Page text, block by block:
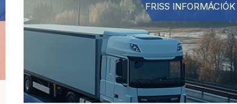
FRISS INFORMÁCIÓK